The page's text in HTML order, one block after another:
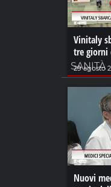
Vinitaly
tre giorni
29 agosto
SANITÀ
Nuovi